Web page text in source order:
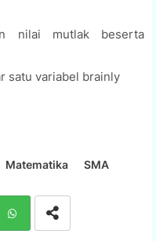
nilai mutlak beserta
satu variabel brainly
Matematika SMA